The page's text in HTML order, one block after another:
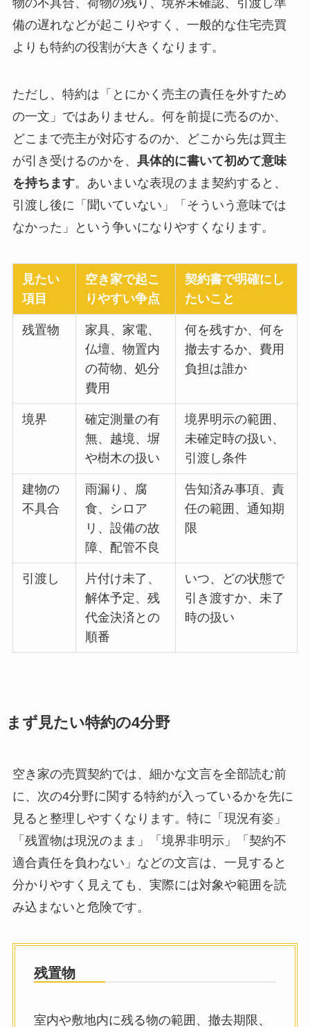
物の不具合、荷物の残り、境界未確認、引渡し準
備の遅れなどが起こりやすく、一般的な住宅売買
よりも特約の役割が大きくなります。
ただし、特約は「とにかく売主の責任を外すため
の一文」ではありません。何を前提に売るのか、
どこまで売主が対応するのか、どこから先は買主
が引き受けるのかを、 具体的に書いて初めて意味
を持ちます。あいまいな表現のまま契約すると、
引渡し後に「聞いていない」「そういう意味では
なかった」という争いになりやすくなります。
見たい
項目
空き家で起こ
りやすい争点
契約書で明確にし
たいこと
残置物
家具、家電、
仏壇、物置内
の荷物、処分
費用
何を残すか、何を
撤去するか、費用
負担は誰か
境界
確定測量の有
無、越境、塀
や樹木の扱い
境界明示の範囲、
未確定時の扱い、
引渡し条件
建物の
不具合
雨漏り、腐
食、シロア
リ、設備の故
障、配管不良
告知済み事項、責
任の範囲、通知期
限
引渡し
片付け未了、
解体予定、残
代金決済との
順番
いつ、どの状態で
引き渡すか、未了
時の扱い
まず見たい特約の4分野
空き家の売買契約では、細かな文言を全部読む前
に、次の4分野に関する特約が入っているかを先に
見ると整理しやすくなります。特に「現況有姿」
「残置物は現況のまま」「境界非明示」「契約不
適合責任を負わない」などの文言は、一見すると
分かりやすく見えても、実際には対象や範囲を読
み込まないと危険です。
残置物
室内や敷地内に残る物の範囲、撤去期限、